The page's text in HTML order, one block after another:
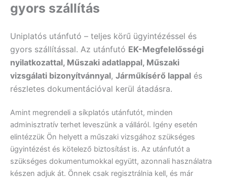
gyors szállítás
Uniplatós utánfutó – teljes körű ügyintézéssel és
gyors szállítással. Az utánfutó EK-Megfelelősségi
nyilatkozattal, Műszaki adatlappal, Műszaki
vizsgálati bizonyítvánnyal, Járműkísérő lappal és
részletes dokumentációval kerül átadásra.
Amint megrendeli a síkplatós utánfutót, minden
adminisztratív terhet leveszünk a válláról. Igény esetén
elintézzük Ön helyett a műszaki vizsgához szükséges
ügyintézést és kötelező biztosítást is. Az utánfutót a
szükséges dokumentumokkal együtt, azonnali használatra
készen adjuk át. Önnek csak regisztrálnia kell, és már